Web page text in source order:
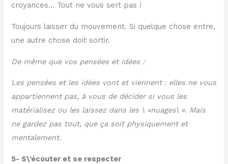
croyances… Tout ne vous sert pas !
Toujours laisser du mouvement. Si quelque chose entre,
une autre chose doit sortir.
De même que vos pensées et idées :
Les pensées et les idées vont et viennent : elles ne vous
appartiennent pas, à vous de décider si vous les
matérialisez ou les laissez dans les \ »nuages\ ». Mais
ne gardez pas tout, que ça soit physiquement et
mentalement.
5- S\’écouter et se respecter